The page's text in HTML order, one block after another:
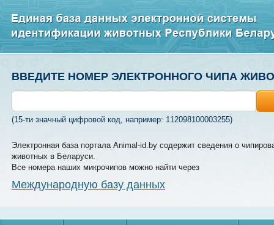
ВВЕДИТЕ НОМЕР ЭЛЕКТРОННОГО ЧИПА
(15-ти значный цифровой код, например: 112098100003255)
Электронная база портала Animal-id.by содержит сведения о
животных в Беларуси.
Все номера наших микрочипов можно найти через
Международную базу данных